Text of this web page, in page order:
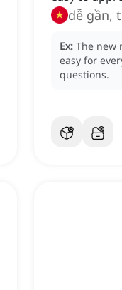
dễ gần,
Ex: The new
easy for
questions.